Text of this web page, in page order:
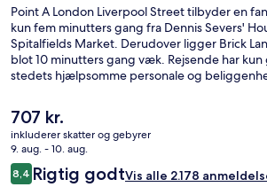
Point A London Liverpool Street tilbyder en
kun fem minutters gang fra Dennis Severs'
Spitalfields Market. Derudover ligger Brick
blot 10 minutters gang væk. Rejsende har
stedets hjælpsomme personale og
Shoreditch High Street Overground-station
og Liverpool Street Metrostation ligger 8
Den
nuværende
pris
er
707 kr.
707 kr.
inkluderer skatter og gebyrer
9. aug. - 10. aug.
Anmeldelser
8,48,4 ud af 10.
Rigtig godtVis alle 2.178